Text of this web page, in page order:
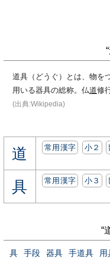
道具（どうぐ）とは、物を
用いる器具の総称。仏道修
(出典:Wikipedia)
道 常用漢字 小２
具 常用漢字 小３
“
具 手段 器具 手道具 用